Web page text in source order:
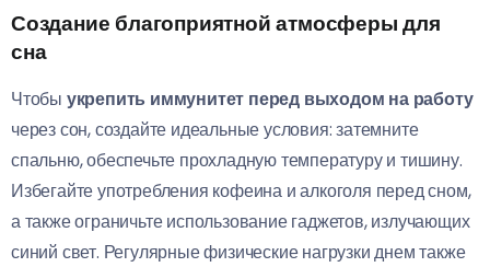
Создание благоприятной атмосферы для
сна
Чтобы укрепить иммунитет перед выходом на работу
через сон, создайте идеальные условия: затемните
спальню, обеспечьте прохладную температуру и тишину.
Избегайте употребления кофеина и алкоголя перед сном,
а также ограничьте использование гаджетов, излучающих
синий свет. Регулярные физические нагрузки днем также